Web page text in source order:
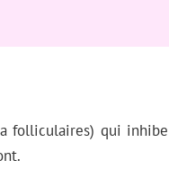
folliculaires) qui